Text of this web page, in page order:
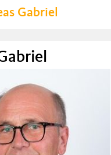
Gabriel